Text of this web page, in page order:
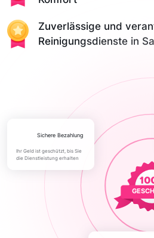
Zuverlässige und
Reinigungsdienste in
Sichere Bezahlung
Ihr Geld ist geschützt, bis Sie
die Dienstleistung erhalten